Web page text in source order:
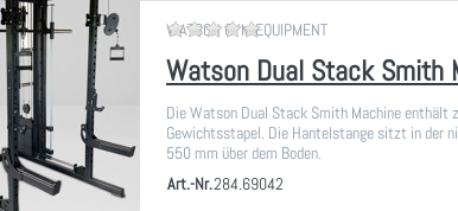
WATSON GYM EQUIPMENTZu diesem Produkt liegen
Watson Dual Stack Smith
Die Watson Dual Stack Smith Machine enthält
Gewichtsstapel. Die Hantelstange sitzt in der
550 mm über dem Boden.
Art.-Nr.284.69042